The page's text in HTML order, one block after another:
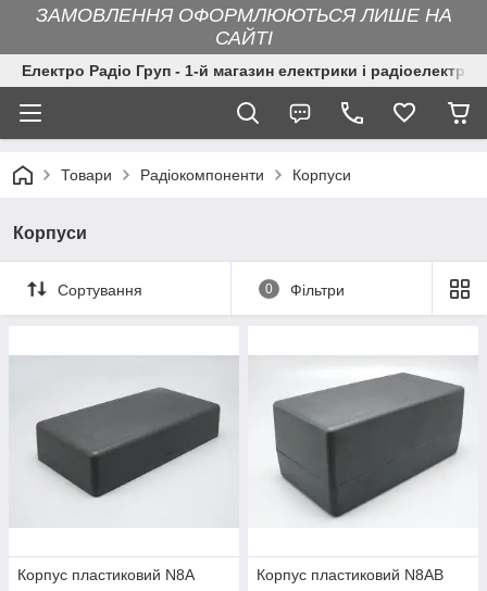
ЗАМОВЛЕННЯ ОФОРМЛЮЮТЬСЯ ЛИШЕ НА
САЙТІ
Електро Радіо Груп - 1-й магазин електрики і
Товари Радіокомпоненти Корпуси
Корпуси
Сортування 0 Фільтри
Корпус пластиковий N8A
Корпус пластиковий N8AB